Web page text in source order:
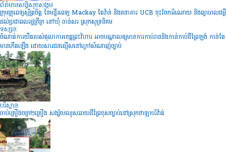
ព័ត៌មានសន្តិសុខ​សង្គម
ក្រុមគ្រូពេទ្យស្ម័ត្រចិត្ត នៃមន្ទីរពេទ្យ Mackay តៃវ៉ាន់ និងធនាគារ UCB ចុះចែកអំណោយ និងព្យាបាលជម្ងឺ
ដល់ប្រជាពលរដ្ឋក្រីក្រ នៅឃុំ ចាន់សរ ស្រុកសូទ្រនិគម
ទស្សនៈ
ចំណាត់ការយឺតរបស់តុលាការខេត្តព្រះវិហារ អាចបណ្តាលឲ្យមានការកាប់រាននិងកាន់កាប់ដីព្រៃឡង់ កាន់តែ
មានកើតឡើង ដោយសារជនល្មើសនៅក្រៅសំណាញ់ច្បាប់
បរិស្ថាន
ចាប់គ្រឿងចក្រ២គ្រឿង សង្ស័យឈូសឆាយដីព្រៃខុសច្បាប់នៅស្រុកថាឡាបរិវ៉ាត់